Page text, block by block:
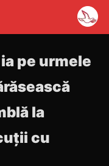
pe urmele
la
cu